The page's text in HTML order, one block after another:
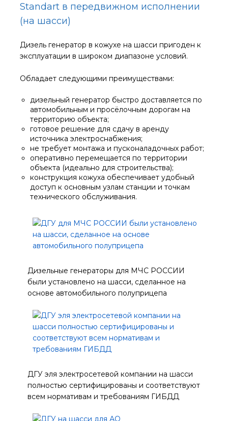
Standart в передвижном исполнении
(на шасси)
Дизель генератор в кожухе на шасси пригоден к
эксплуатации в широком диапазоне условий.
Обладает следующими преимуществами:
дизельный генератор быстро доставляется по
автомобильным и просёлочным дорогам на
территорию объекта;
готовое решение для сдачу в аренду
источника электроснабжения;
не требует монтажа и пусконаладочных работ;
оперативно перемещается по территории
объекта (идеально для строительства);
конструкция кожуха обеспечивает удобный
доступ к основным узлам станции и точкам
технического обслуживания.
Дизельные генераторы для МЧС РОССИИ
были установлено на шасси, сделанное на
основе автомобильного полуприцепа
ДГУ эля электросетевой компании на шасси
полностью сертифицированы и соответствуют
всем нормативам и требованиям ГИБДД